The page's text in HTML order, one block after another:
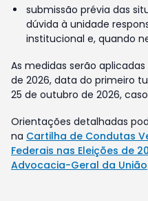
submissão prévia das
dúvida à unidade
institucional e, quando
As medidas serão
de 2026, data do primeiro
25 de outubro de 2026,
Orientações detalhadas
na Cartilha de Condutas
Federais nas Eleições de
Advocacia-Geral da União.